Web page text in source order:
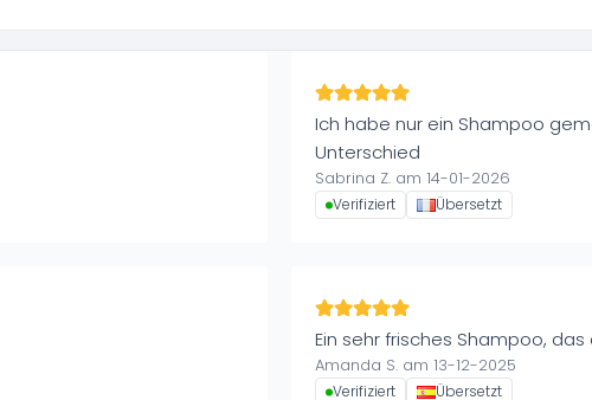
Ich habe nur ein Shampoo
Unterschied
Sabrina Z. am 14-01-2026
Verifiziert Übersetzt
Ein sehr frisches Shampoo,
Amanda S. am 13-12-2025
Verifiziert Übersetzt